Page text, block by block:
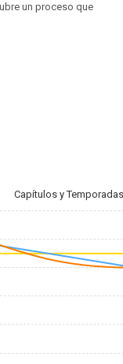
un proceso que
Capítulos y Temporadas